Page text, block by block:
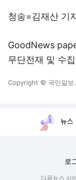
청송=김재산 기
GoodNews
무단전재 및 수
Copyright © 국민일보.
뉴스
로
다음뉴스 서